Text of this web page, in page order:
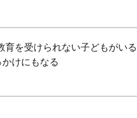
を受けられない子どもがいる
けにもなる